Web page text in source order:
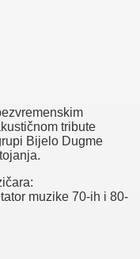
tribute
Bijelo Dugme
muzike 70-ih i 80-